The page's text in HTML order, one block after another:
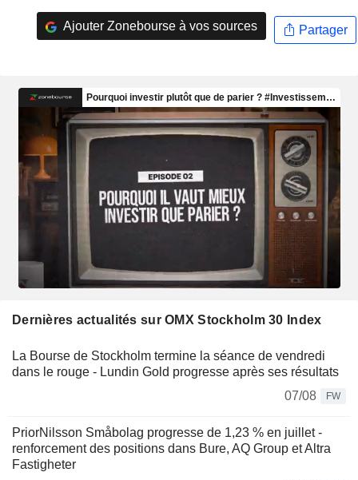
Ajouter Zonebourse à vos sources Partager
Dernières actualités sur OMX Stockholm 30 Index
La Bourse de Stockholm termine la séance de vendredi
dans le rouge - Lundin Gold progresse après ses résultats
07/08
FW
PriorNilsson Småbolag progresse de 1,23 % en juillet -
renforcement des positions dans Bure, AQ Group et Altra
Fastigheter